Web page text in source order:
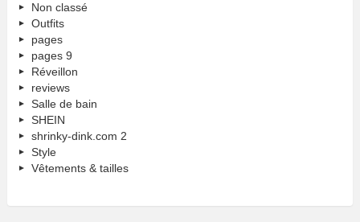
Non classé
Outfits
pages
pages 9
Réveillon
reviews
Salle de bain
SHEIN
shrinky-dink.com 2
Style
Vêtements & tailles